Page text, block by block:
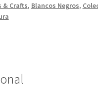
& Crafts, Blancos Negros,